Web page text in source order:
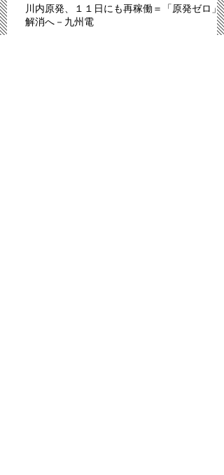
川内原発、１１日にも再稼働＝「原発ゼロ」
解消へ－九州電